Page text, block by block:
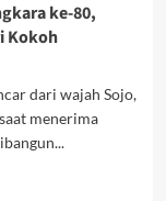
ke-80,
Kokoh
dari wajah Sojo,
menerima